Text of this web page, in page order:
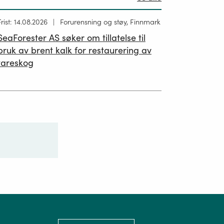
14.08.2026 Forurensning og støy, Finnmark
AS søker om tillatelse til
av brent kalk for restaurering av